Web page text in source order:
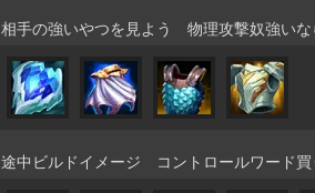
相手の強いやつを見よう 物理攻撃奴強い
途中ビルドイメージ コントロールワード